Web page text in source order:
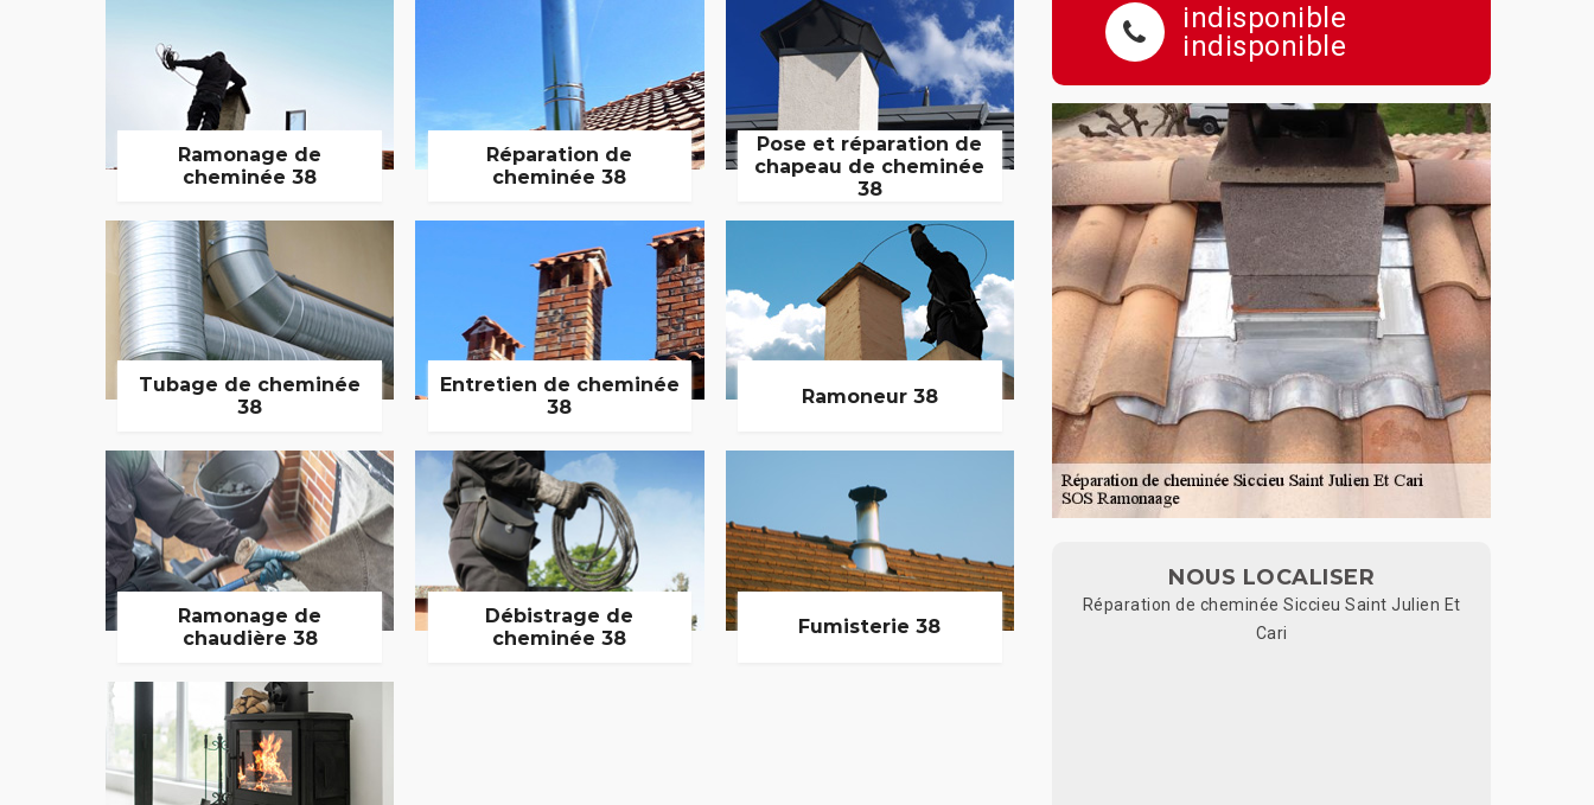
Ramonage de
cheminée 38
Réparation de
cheminée 38
Pose et réparation de
chapeau de cheminée
38
Tubage de cheminée
38
Entretien de cheminée
38
Ramoneur 38
Ramonage de
chaudière 38
Débistrage de
cheminée 38
Fumisterie 38
indisponible
indisponible
NOUS LOCALISER
Réparation de cheminée Siccieu Saint Julien Et
Cari